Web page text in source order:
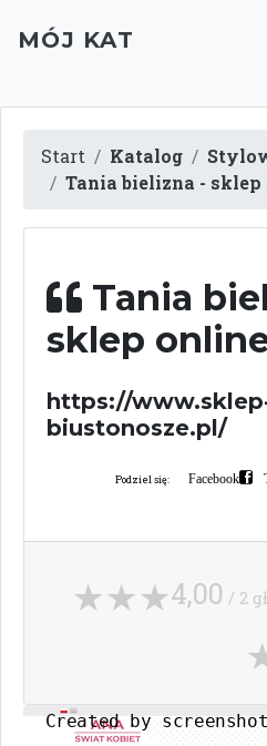
MÓJ KAT
Start Katalog
Tania bielizna -
Tania
sklep
https://
biustonosze.pl/
Podziel się: Facebook
4,00 / 2